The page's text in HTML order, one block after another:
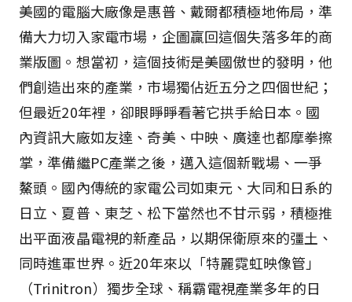
美國的電腦大廠像是惠普、戴爾都積極地佈局，準
備大力切入家電市場，企圖贏回這個失落多年的商
業版圖。想當初，這個技術是美國傲世的發明，他
們創造出來的產業，市場獨佔近五分之四個世紀；
但最近20年裡，卻眼睜睜看著它拱手給日本。國
內資訊大廠如友達、奇美、中映、廣達也都摩拳擦
掌，準備繼PC產業之後，邁入這個新戰場、一爭
鰲頭。國內傳統的家電公司如東元、大同和日系的
日立、夏普、東芝、松下當然也不甘示弱，積極推
出平面液晶電視的新產品，以期保衛原來的彊土、
同時進軍世界。近20年來以「特麗霓虹映像管」
（Trinitron）獨步全球、稱霸電視產業多年的日